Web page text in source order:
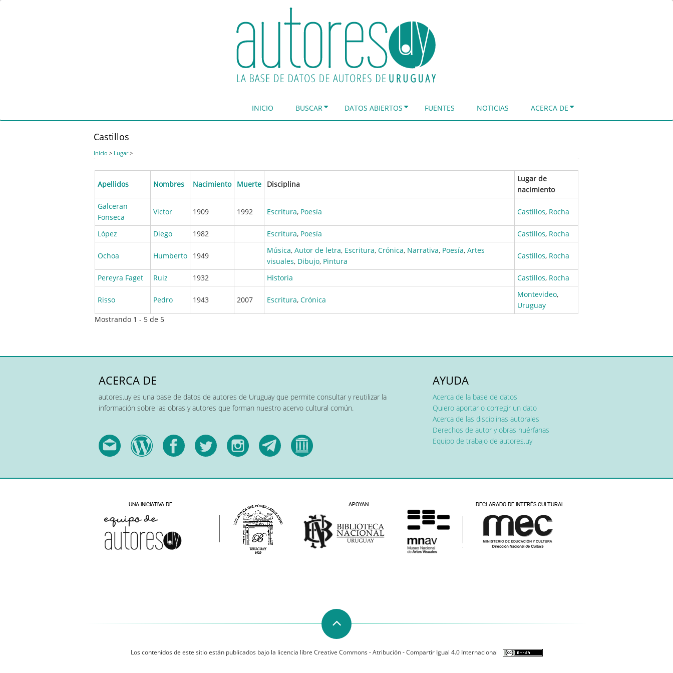
INICIO BUSCAR DATOS ABIERTOS FUENTES NOTICIAS ACERCA DE
Castillos
Inicio > Lugar>
Apellidos Nombres Nacimiento Muerte Disciplina
Lugar de
nacimiento
Galceran
Fonseca
Victor 1909 1992 Escritura, Poesía Castillos, Rocha
López Diego 1982 Escritura, Poesía Castillos, Rocha
Ochoa Humberto 1949
Música, Autor de letra, Escritura, Crónica, Narrativa, Poesía, Artes
visuales, Dibujo, Pintura
Castillos, Rocha
Pereyra Faget Ruiz 1932 Historia Castillos, Rocha
Risso Pedro 1943 2007 Escritura, Crónica
Montevideo,
Uruguay
Mostrando 1 - 5 de 5
ACERCA DE
autores.uy es una base de datos de autores de Uruguay que permite consultar y reutilizar la
información sobre las obras y autores que forman nuestro acervo cultural común.
AYUDA
Acerca de la base de datos
Quiero aportar o corregir un dato
Acerca de las disciplinas autorales
Derechos de autor y obras huérfanas
Equipo de trabajo de autores.uy
Los contenidos de este sitio están publicados bajo la licencia libre Creative Commons - Atribución - Compartir Igual 4.0 Internacional